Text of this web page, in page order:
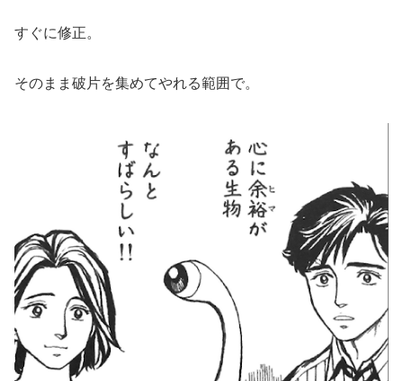
すぐに修正。
そのまま破片を集めてやれる範囲で。